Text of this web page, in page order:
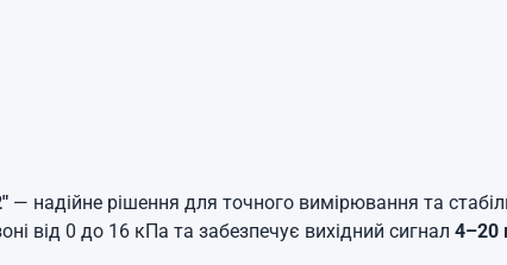
— надійне рішення для точного вимірювання та
від 0 до 16 кПа та забезпечує вихідний сигнал 4–20